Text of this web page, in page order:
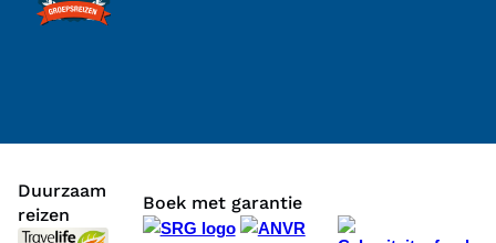
Duurzaam
reizen
Boek met garantie